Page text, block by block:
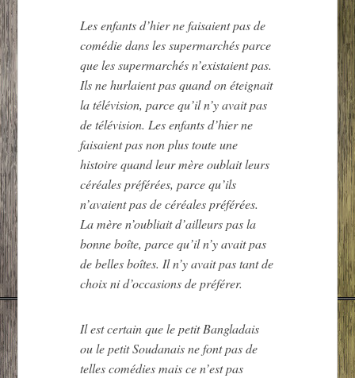
Les enfants d’hier ne faisaient pas de
comédie dans les supermarchés parce
que les supermarchés n’existaient pas.
Ils ne hurlaient pas quand on éteignait
la télévision, parce qu’il n’y avait pas
de télévision. Les enfants d’hier ne
faisaient pas non plus toute une
histoire quand leur mère oublait leurs
céréales préférées, parce qu’ils
n’avaient pas de céréales préférées.
La mère n’oubliait d’ailleurs pas la
bonne boîte, parce qu’il n’y avait pas
de belles boîtes. Il n’y avait pas tant de
choix ni d’occasions de préférer.
Il est certain que le petit Bangladais
ou le petit Soudanais ne font pas de
telles comédies mais ce n’est pas